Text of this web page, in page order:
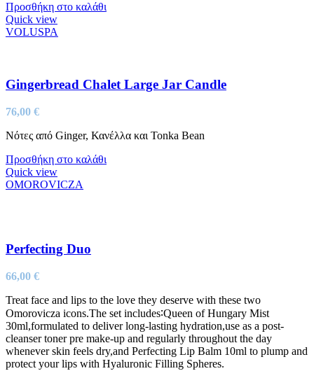
Προσθήκη στο καλάθι
Quick view
VOLUSPA
Gingerbread Chalet Large Jar Candle
76,00 €
Νότες από Ginger, Κανέλλα και Tonka Bean
Προσθήκη στο καλάθι
Quick view
OMOROVICZA
Perfecting Duo
66,00 €
Treat face and lips to the love they deserve with these two
Omorovicza icons.The set includes∶Queen of Hungary Mist
30ml,formulated to deliver long-lasting hydration,use as a post-
cleanser toner pre make-up and regularly throughout the day
whenever skin feels dry,and Perfecting Lip Balm 10ml to plump and
protect your lips with Hyaluronic Filling Spheres.